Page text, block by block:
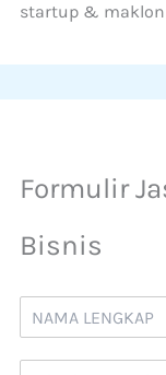
startup &
Formulir
Bisnis